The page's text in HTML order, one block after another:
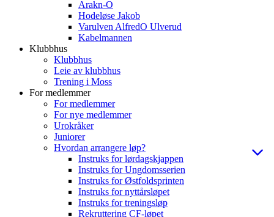
Arakn-O
Hodeløse Jakob
Varulven AlfredO Ulverud
Kabelmannen
Klubbhus
Klubbhus
Leie av klubbhus
Trening i Moss
For medlemmer
For medlemmer
For nye medlemmer
Urokråker
Juniorer
Hvordan arrangere løp?
Instruks for lørdagskjappen
Instruks for Ungdomsserien
Instruks for Østfoldsprinten
Instruks for nyttårsløpet
Instruks for treningsløp
Rekruttering CF-løpet